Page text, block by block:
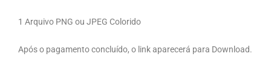
1 Arquivo PNG ou JPEG Colorido
Após o pagamento concluído, o link aparecerá para Download.